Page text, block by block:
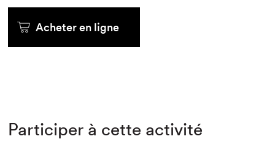
Acheter en ligne
Participer à cette activité